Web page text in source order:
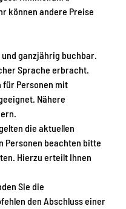
können andere Preise
und ganzjährig buchbar.
Sprache erbracht.
für Personen mit
Nähere
die aktuellen
Personen beachten bitte
Hierzu erteilt Ihnen
Sie die
den Abschluss einer